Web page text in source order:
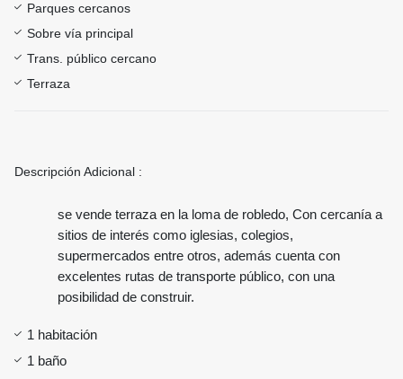
Parques cercanos
Sobre vía principal
Trans. público cercano
Terraza
Descripción Adicional :
se vende terraza en la loma de robledo, Con cercanía a
sitios de interés como iglesias, colegios,
supermercados entre otros, además cuenta con
excelentes rutas de transporte público, con una
posibilidad de construir.
1 habitación
1 baño